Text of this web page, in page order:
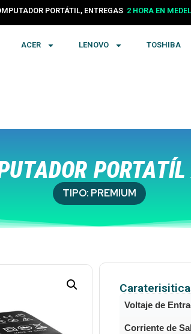
PORTÁTIL, ENTREGAS 24 HORAS EN
ACER LENOVO TOSHIBA
TIPO: PREMIUM
Voltaje de
Corriente de